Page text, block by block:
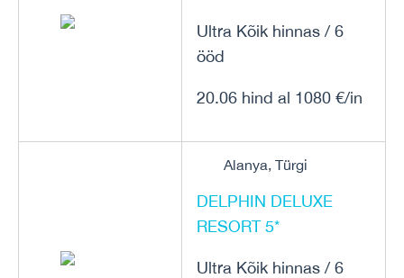
Ultra Kõik hinnas / 6
ööd
20.06 hind al 1080 €/in
Alanya, Türgi
DELPHIN DELUXE
RESORT 5*
Ultra Kõik hinnas / 6